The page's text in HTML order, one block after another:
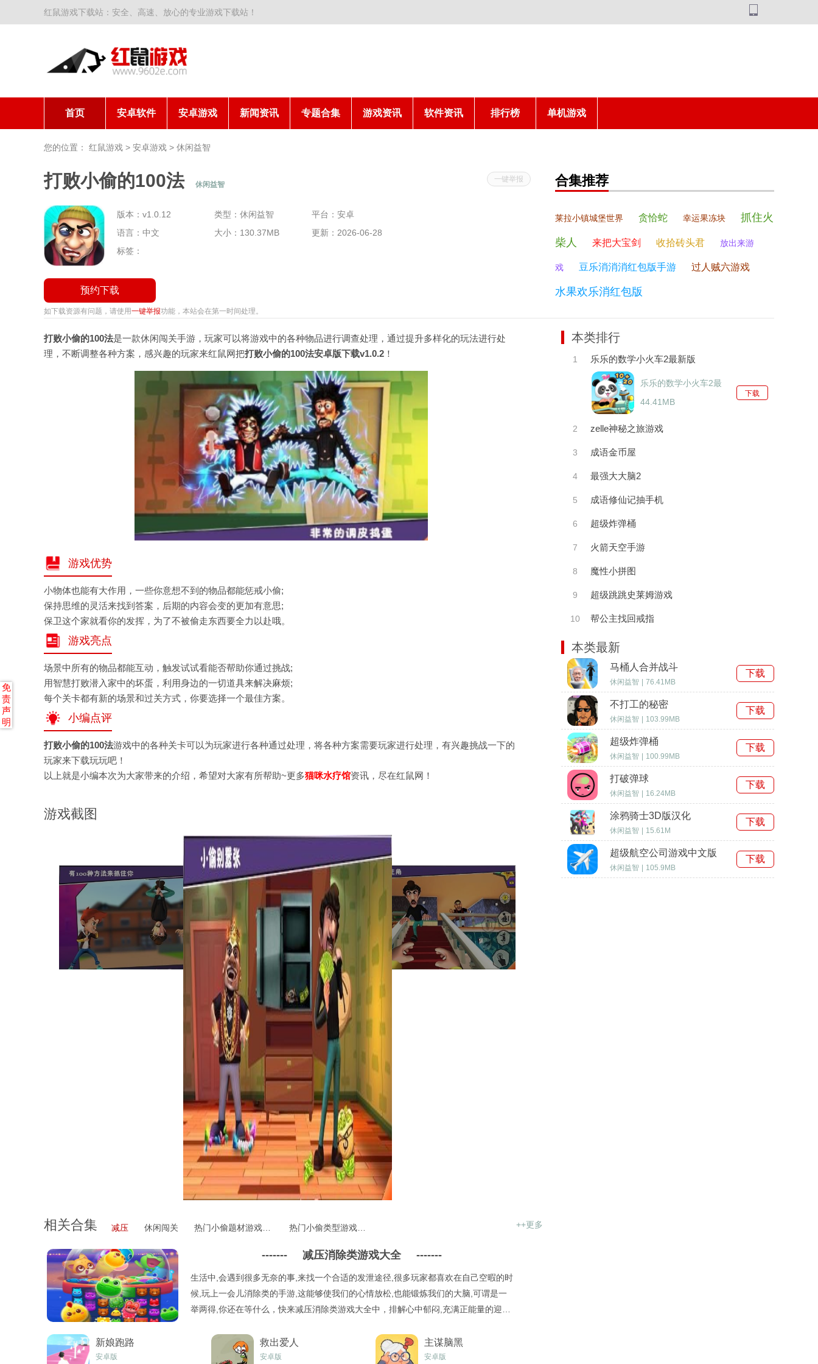
红鼠游戏下载站：安全、高速、放心的专业游戏下载站！
首页 安卓软件 安卓游戏 新闻资讯 专题合集 游戏资讯 软件资讯 排行榜 单机游戏
您的位置： 红鼠游戏 > 安卓游戏 > 休闲益智
一键举报
打败小偷的100法 休闲益智
版本：v1.0.12 类型：休闲益智
平台：安卓
语言：中文
大小：130.37MB
更新：2026-06-28
标签：
预约下载
如下载资源有问题，请使用一键举报功能，本站会在第一时间处理。
合集推荐
莱拉小镇城堡世界 贪恰蛇 幸运果冻块 抓住火
柴人 来把大宝剑 收拾砖头君 放出来游
戏 豆乐消消消红包版手游 过人贼六游戏
水果欢乐消红包版
打败小偷的100法是一款休闲闯关手游，玩家可以将游戏中的各种物品进行调查处理，通过提升多样化的玩法进行处
理，不断调整各种方案，感兴趣的玩家来红鼠网把打败小偷的100法安卓版下载v1.0.2 ！
游戏优势
小物体也能有大作用，一些你意想不到的物品都能惩戒小偷;
保持思维的灵活来找到答案，后期的内容会变的更加有意思;
保卫这个家就看你的发挥，为了不被偷走东西要全力以赴哦。
游戏亮点
场景中所有的物品都能互动，触发试试看能否帮助你通过挑战;
用智慧打败潜入家中的坏蛋，利用身边的一切道具来解决麻烦;
每个关卡都有新的场景和过关方式，你要选择一个最佳方案。
小编点评
打败小偷的100法游戏中的各种关卡可以为玩家进行各种通过处理，将各种方案需要玩家进行处理，有兴趣挑战一下的
玩家来下载玩玩吧！
以上就是小编本次为大家带来的介绍，希望对大家有所帮助~更多猫咪水疗馆资讯，尽在红鼠网！
游戏截图
相关合集 减压 休闲闯关 ++更多
------- 减压消除类游戏大全 -------
生活中,会遇到很多无奈的事,来找一个合适的发泄途径,很多玩家都喜欢在自己空暇的时
候,玩上一会儿消除类的手游,这能够使我们的心情放松,也能锻炼我们的大脑,可谓是一
举两得,你还在等什么，快来减压消除类游戏大全中，排解心中郁闷,充满正能量的迎接
新娘跑路
安卓版
救出爱人
安卓版
主谋脑黑
安卓版
本类排行
1 乐乐的数学小火车2最新版
乐乐的数学小火车2最
新版
44.41MB
下载
2 zelle神秘之旅游戏
3 成语金币屋
4 最强大大脑2
5 成语修仙记抽手机
6 超级炸弹桶
7 火箭天空手游
8 魔性小拼图
9 超级跳跳史莱姆游戏
10 帮公主找回戒指
本类最新
马桶人合并战斗
休闲益智 76.41MB
下载
不打工的秘密
休闲益智 103.99MB
下载
超级炸弹桶
休闲益智 100.99MB
下载
打破弹球
休闲益智 16.24MB
下载
涂鸦骑士3D版汉化
休闲益智 15.61M
下载
超级航空公司游戏中文版
休闲益智 105.9MB
下载
免
责
声
明